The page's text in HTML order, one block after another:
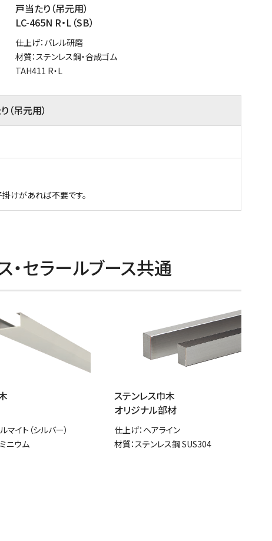
戸当たり（吊元用）
LC-465N R・L（SB）
仕上げ：バレル研磨
材質：ステンレス鋼・合成ゴム
TAH411 R・L
（吊元用）
けがあれば不要です。
・セラールブース共通
マイト（シルバー）
ニウム
ステンレス巾木
オリジナル部材
仕上げ：ヘアライン
材質：ステンレス鋼 SUS304